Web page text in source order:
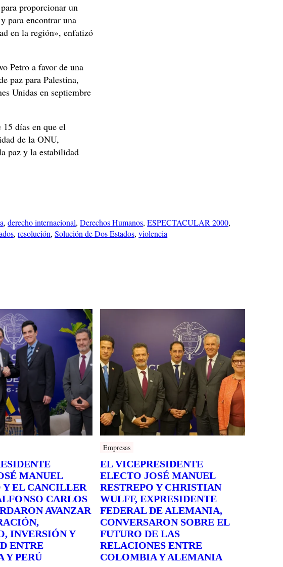
proporcionar un
para encontrar una
en la región», enfatizó
Petro a favor de una
paz para Palestina,
Unidas en septiembre
días en que el
de la ONU,
paz y la estabilidad
, derecho internacional, Derechos Humanos, ESPECTACULAR 2000
, resolución, Solución de Dos Estados, violencia
MANUEL
Y EL CANCILLER
CARLOS
AVANZAR
INVERSIÓN Y
ENTRE
Y PERÚ
Empresas
EL VICEPRESIDENTE
ELECTO JOSÉ MANUEL
RESTREPO Y CHRISTIAN
WULFF, EXPRESIDENTE
FEDERAL DE ALEMANIA,
CONVERSARON SOBRE EL
FUTURO DE LAS
RELACIONES ENTRE
COLOMBIA Y ALEMANIA